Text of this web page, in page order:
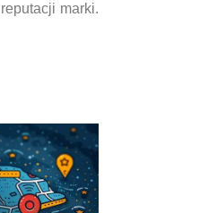
marki.